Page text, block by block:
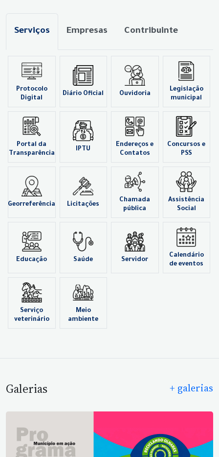
Serviços Empresas Contribuinte
Protocolo
Digital
Diário Oficial Ouvidoria
Legislação
municipal
Portal da
Transparência
IPTU
Endereços e
Contatos
Concursos e
PSS
Georreferência Licitações
Chamada
pública
Assistência
Social
Educação Saúde Servidor
Calendário
de eventos
Serviço
veterinário
Meio
ambiente
Galerias + galerias